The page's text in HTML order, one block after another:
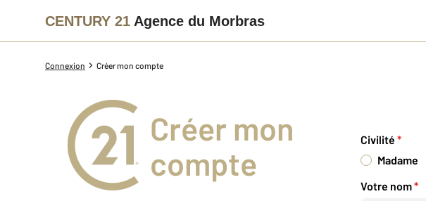
CENTURY 21 Agence du Morbras
Connexion Créer mon compte
Créer mon
compte
Civilité *
Madame
Votre nom*